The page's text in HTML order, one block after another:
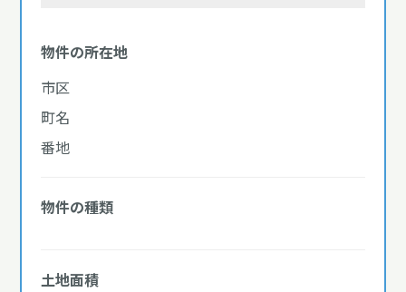
物件の所在地
市区
町名
番地
物件の種類
土地面積